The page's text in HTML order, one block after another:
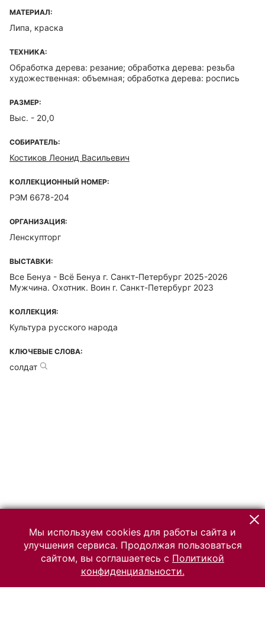
МАТЕРИАЛ:
Липа, краска
ТЕХНИКА:
Обработка дерева: резание; обработка дерева: резьба
художественная: объемная; обработка дерева: роспись
РАЗМЕР:
Выс. - 20,0
СОБИРАТЕЛЬ:
Костиков Леонид Васильевич
КОЛЛЕКЦИОННЫЙ НОМЕР:
РЭМ 6678-204
ОРГАНИЗАЦИЯ:
Ленскупторг
ВЫСТАВКИ:
Все Бенуа - Всё Бенуа г. Санкт-Петербург 2025-2026
Мужчина. Охотник. Воин г. Санкт-Петербург 2023
КОЛЛЕКЦИЯ:
Культура русского народа
КЛЮЧЕВЫЕ СЛОВА:
солдат
Мы используем cookies для работы сайта и
улучшения сервиса. Продолжая пользоваться
сайтом, вы соглашаетесь с Политикой
конфиденциальности.